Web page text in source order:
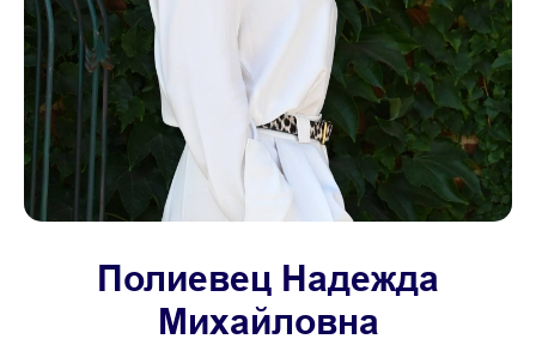
Полиевец Надежда
Михайловна